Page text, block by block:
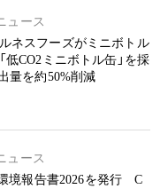
ュース
ネスフーズがミニボトル
低CO2ミニボトル缶」を採
量を約50%削減
ュース
境報告書2026を発行 C